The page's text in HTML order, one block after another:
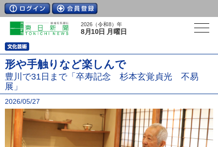
2026（令和8）年
8月10日 月曜日
形や手触りなど楽しんで
豊川で31日まで「卒寿記念 杉本玄覚貞光 不易
展」
2026/05/27